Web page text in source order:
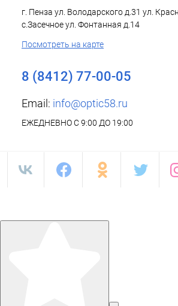
г. Пенза ул. Володарского д.31 ул.
с.Засечное ул. Фонтанная д.14
Посмотреть на карте
8 (8412) 77-00-05
Email: info@optic58.ru
ЕЖЕДНЕВНО С 9:00 ДО 19:00